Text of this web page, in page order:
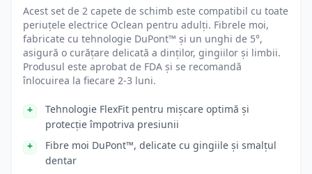
Acest set de 2 capete de schimb este compatibil cu toate
periuțele electrice Oclean pentru adulți. Fibrele moi,
fabricate cu tehnologie DuPont™ și un unghi de 5°,
asigură o curățare delicată a dinților, gingiilor și limbii.
Produsul este aprobat de FDA și se recomandă
înlocuirea la fiecare 2-3 luni.
Tehnologie FlexFit pentru mișcare optimă și
protecție împotriva presiunii
Fibre moi DuPont™, delicate cu gingiile și smalțul
dentar